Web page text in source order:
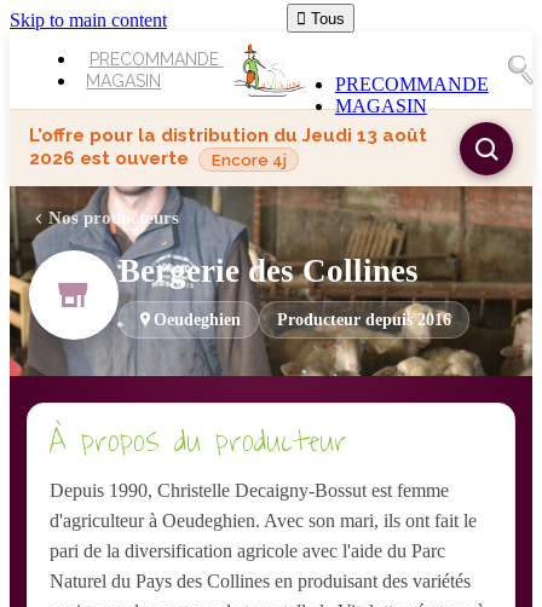
Skip to main content
PRECOMMANDE
MAGASIN
 Tous
PRECOMMANDE
MAGASIN
L'offre pour la distribution du Jeudi 13 août
2026 est ouverte Encore 4j
Nos producteurs
Bergerie des Collines
Oeudeghien Producteur depuis 2016
À propos du producteur
Depuis 1990, Christelle Decaigny-Bossut est femme
d'agriculteur à Oeudeghien. Avec son mari, ils ont fait le
pari de la diversification agricole avec l'aide du Parc
Naturel du Pays des Collines en produisant des variétés